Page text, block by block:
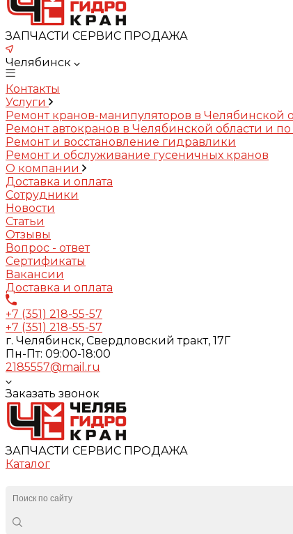
ЗАПЧАСТИ СЕРВИС ПРОДАЖА
Челябинск
Контакты
Услуги
Ремонт кранов-манипуляторов в Челябинской
Ремонт автокранов в Челябинской области и
Ремонт и восстановление гидравлики
Ремонт и обслуживание гусеничных кранов
О компании
Доставка и оплата
Сотрудники
Новости
Статьи
Отзывы
Вопрос - ответ
Сертификаты
Вакансии
Доставка и оплата
+7 (351) 218-55-57
+7 (351) 218-55-57
г. Челябинск, Свердловский тракт, 17Г
Пн-Пт: 09:00-18:00
2185557@mail.ru
Заказать звонок
ЗАПЧАСТИ СЕРВИС ПРОДАЖА
Каталог